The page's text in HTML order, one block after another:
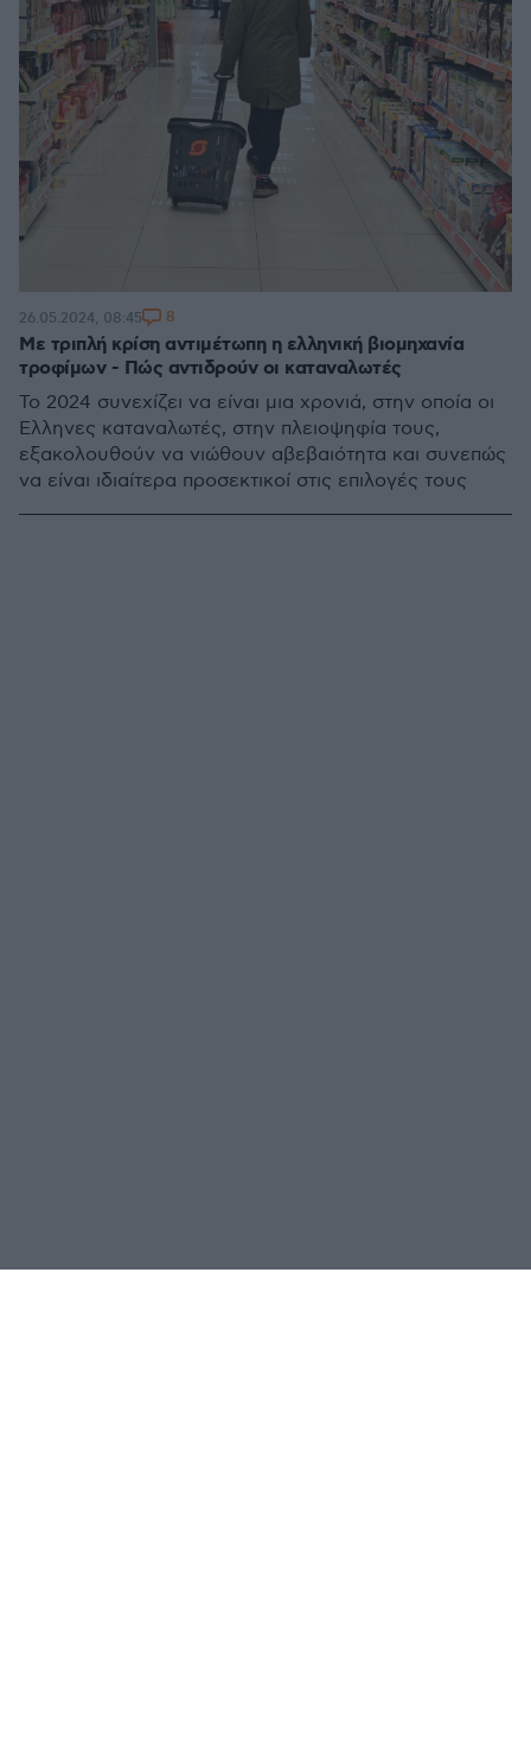
Με τριπλή κρίση αντιμέτωπη η ελληνική βιομηχανία
τροφίμων - Πώς αντιδρούν οι καταναλωτές
Το 2024 συνεχίζει να είναι μια χρονιά, στην οποία οι
Έλληνες καταναλωτές, στην πλειοψηφία τους,
εξακολουθούν να νιώθουν αβεβαιότητα και συνεπώς
να είναι ιδιαίτερα προσεκτικοί στις επιλογές τους
26.05.2024, 08:45 8